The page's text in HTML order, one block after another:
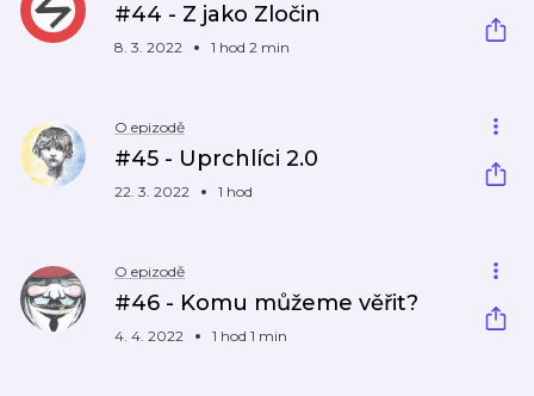
#44 - Z jako Zločin
8. 3. 2022 1 hod 2 min
O epizodě
#45 - Uprchlíci 2.0
22. 3. 2022 1 hod
O epizodě
#46 - Komu můžeme věřit?
4. 4. 2022 1 hod 1 min